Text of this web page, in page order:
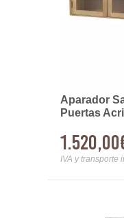
Aparador
Puertas
IVA y transporte